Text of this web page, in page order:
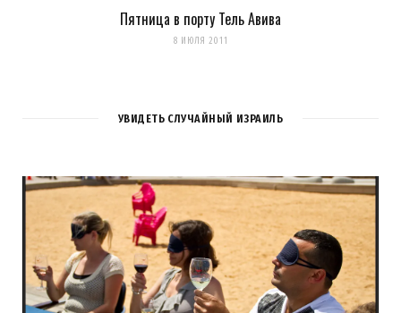
Пятница в порту Тель Авива
8 ИЮЛЯ 2011
УВИДЕТЬ СЛУЧАЙНЫЙ ИЗРАИЛЬ